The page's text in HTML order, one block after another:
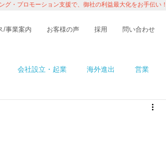
・プロモーション支援で、御社の利益最大化をお手伝い！
/事業案内 お客様の声 採用 問い合わせ
会社設立・起業 海外進出 営業
ITエンジニアの視点